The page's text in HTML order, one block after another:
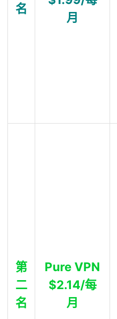
名
月
第
二
名
Pure VPN
$2.14/每
月